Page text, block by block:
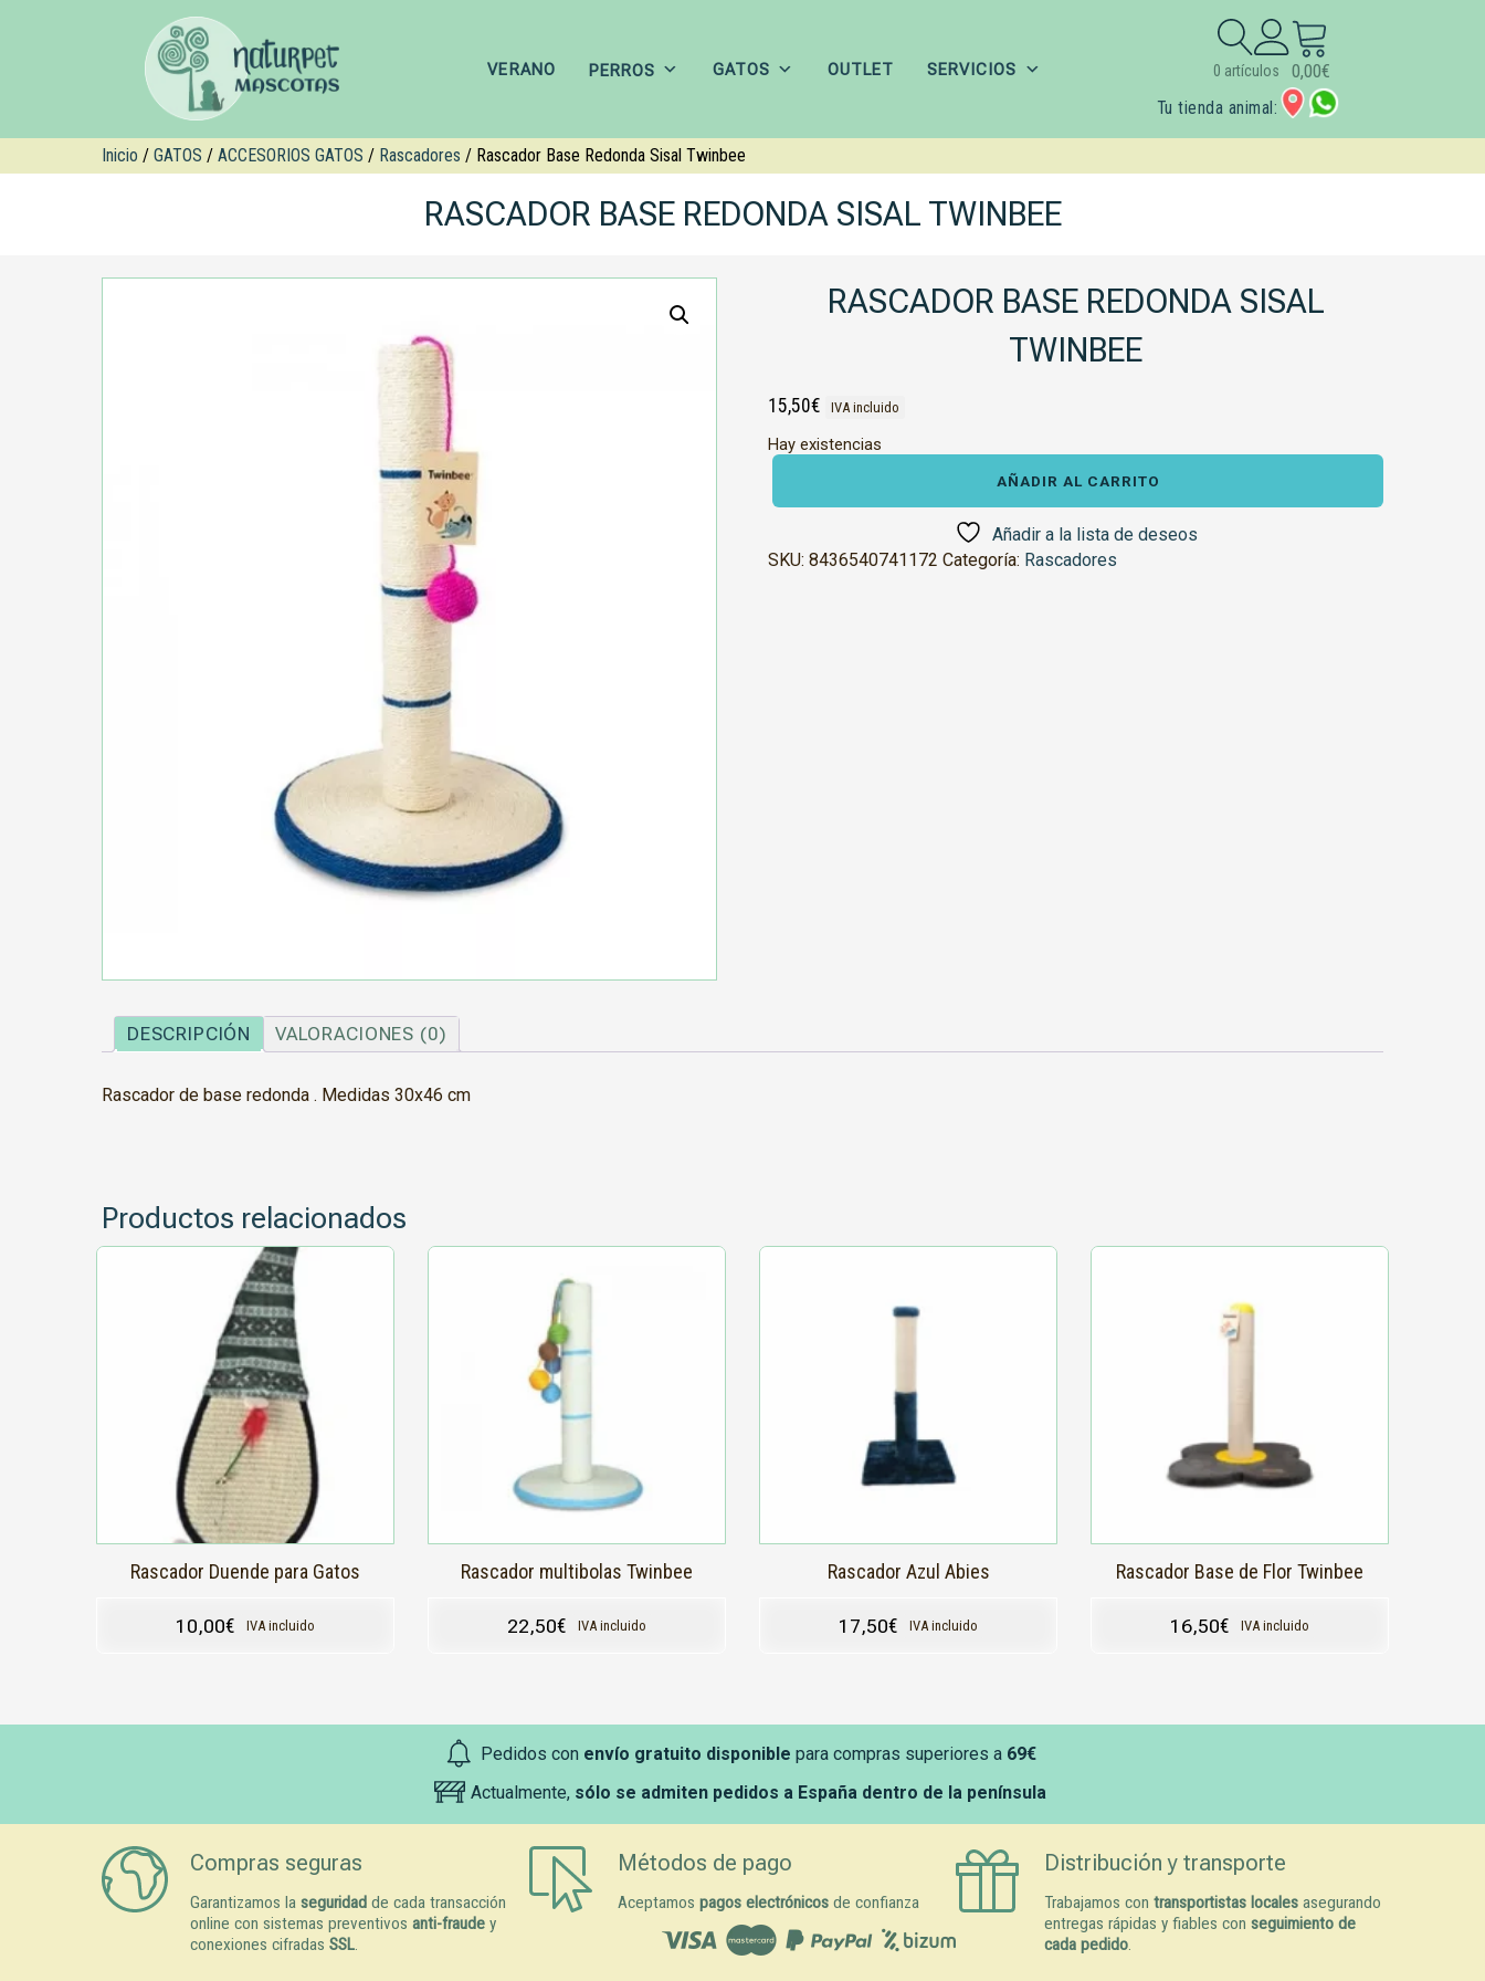
VERANO PERROS GATOS OUTLET SERVICIOS
Tu tienda animal:
Buscar:
0,00€
0 artículos
Inicio / GATOS / ACCESORIOS GATOS / Rascadores / Rascador Base Redonda Sisal Twinbee
RASCADOR BASE REDONDA SISAL TWINBEE
RASCADOR BASE REDONDA SISAL
TWINBEE
15,50€ IVA incluido
Hay existencias
cantidad
AÑADIR AL CARRITO
Añadir a la lista de deseos
SKU:8436540741172 Categoría: Rascadores
DESCRIPCIÓN VALORACIONES (0)
Rascador de base redonda . Medidas 30x46 cm
Productos relacionados
Rascador Duende para Gatos
10,00€ IVA incluido
Rascador multibolas Twinbee
22,50€ IVA incluido
Rascador Azul Abies
17,50€ IVA incluido
Rascador Base de Flor Twinbee
16,50€ IVA incluido
Pedidos con envío gratuito disponible para compras superiores a 69€
Actualmente, sólo se admiten pedidos a España dentro de la península
Compras seguras
Garantizamos la seguridad de cada transacción
online con sistemas preventivos anti-fraude y
conexiones cifradas SSL.
Métodos de pago
Aceptamos pagos electrónicosde confianza
Distribución y transporte
Trabajamos con transportistas locales asegurando
entregas rápidas y fiables conseguimiento de
cada pedido.